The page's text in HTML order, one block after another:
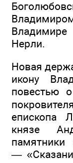
Нерли.
Новая
икону
повестью
епископа
князе
памятники
—